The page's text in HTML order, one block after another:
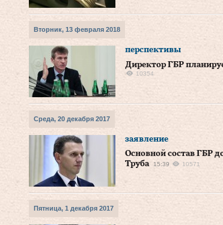
Вторник, 13 февраля 2018
перспективы
Директор ГБР
10354
Среда, 20 декабря 2017
заявление
Основной состав ГБР
Труба
15:39 10571
Пятница, 1 декабря 2017